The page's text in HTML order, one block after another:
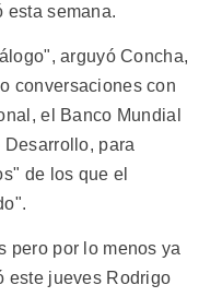
esta semana.
arguyó Concha,
conversaciones con
el Banco Mundial
para
de los que el
pero por lo menos ya
este jueves Rodrigo